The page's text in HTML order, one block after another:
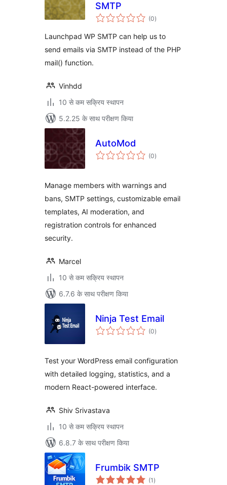
SMTP
(0कुल
दर)
Launchpad WP SMTP can help us to
send emails via SMTP instead of the PHP
mail() function.
Vinhdd
10 से कम सक्रिय स्थापन
5.2.25 के साथ परीक्षण किया
AutoMod
(0कुल
दर)
Manage members with warnings and
bans, SMTP settings, customizable email
templates, AI moderation, and
registration controls for enhanced
security.
Marcel
10 से कम सक्रिय स्थापन
6.7.6 के साथ परीक्षण किया
Ninja Test Email
(0कुल
दर)
Test your WordPress email configuration
with detailed logging, statistics, and a
modern React-powered interface.
Shiv Srivastava
10 से कम सक्रिय स्थापन
6.8.7 के साथ परीक्षण किया
Frumbik SMTP
(1 कुल
दर)